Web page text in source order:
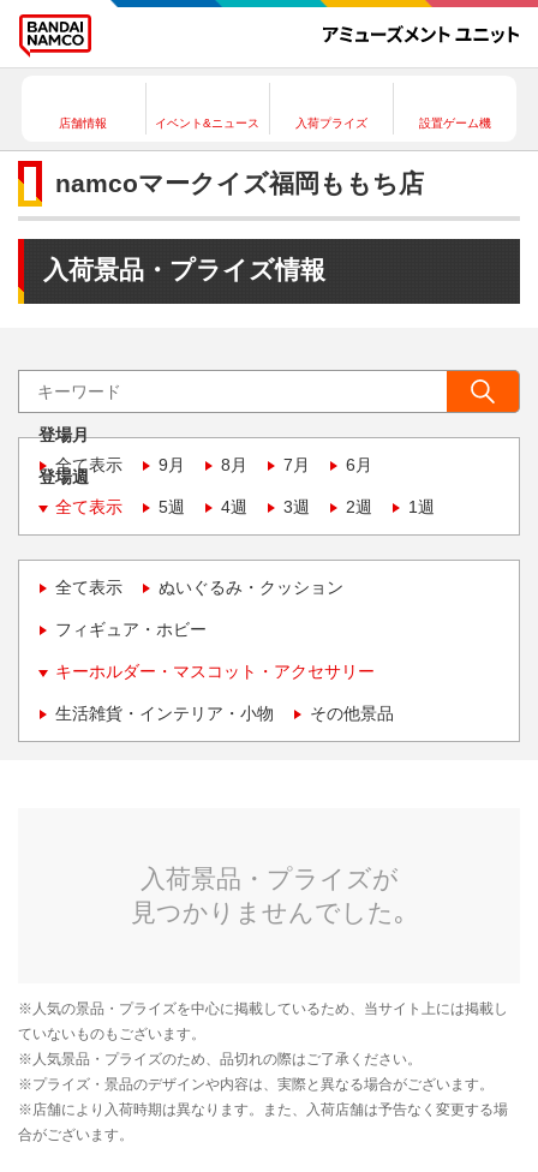
店舗情報 イベント&ニュース 入荷プライズ 設置ゲーム機
namcoマークイズ福岡ももち店
入荷景品・プライズ情報
登場月
全て表示
9月 8月 7月 6月
登場週
全て表示
5週 4週 3週 2週 1週
全て表示 ぬいぐるみ・クッション
フィギュア・ホビー
キーホルダー・マスコット・アクセサリー
生活雑貨・インテリア・小物 その他景品